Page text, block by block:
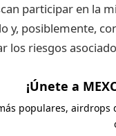
participar en la
y, posiblemente,
los riesgos
¡Únete a
populares,